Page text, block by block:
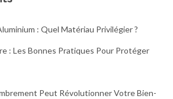
: Quel Matériau Privilégier ?
: Les Bonnes Pratiques Pour Protéger
Peut Révolutionner Votre Bien-